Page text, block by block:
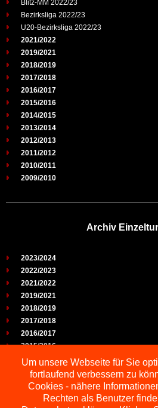
Blitz-MM 2022/23
Bezirksliga 2022/23
U20-Bezirksliga 2022/23
2021/2022
2019/2021
2018/2019
2017/2018
2016/2017
2015/2016
2014/2015
2013/2014
2012/2013
2011/2012
2010/2011
2009/2010
Archiv
2023/2024
2022/2023
2021/2022
2019/2021
2018/2019
2017/2018
2016/2017
2015/2016
2014/2015
2013/2014
2012/2013
2011/2012
Um unsere Webseite für Sie
fortlaufend verbessern zu
Cookies - nähere
Rechten als Benutzer